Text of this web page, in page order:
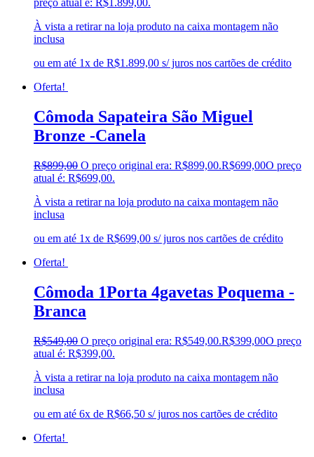
preço atual é: R$1.899,00.
À vista a retirar na loja produto na caixa montagem não
inclusa
ou em até 1x de R$1.899,00 s/ juros nos cartões de crédito
Oferta!
Cômoda Sapateira São Miguel
Bronze -Canela
R$899,00 O preço original era: R$899,00.R$699,00O preço
atual é: R$699,00.
À vista a retirar na loja produto na caixa montagem não
inclusa
ou em até 1x de R$699,00 s/ juros nos cartões de crédito
Oferta!
Cômoda 1Porta 4gavetas Poquema -
Branca
R$549,00 O preço original era: R$549,00.R$399,00O preço
atual é: R$399,00.
À vista a retirar na loja produto na caixa montagem não
inclusa
ou em até 6x de R$66,50 s/ juros nos cartões de crédito
Oferta!